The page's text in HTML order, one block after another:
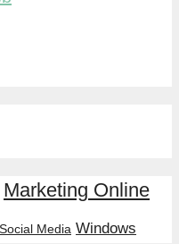
Marketing Online
Social Media Windows